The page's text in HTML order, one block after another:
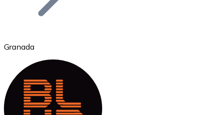
Ethereum
Granada